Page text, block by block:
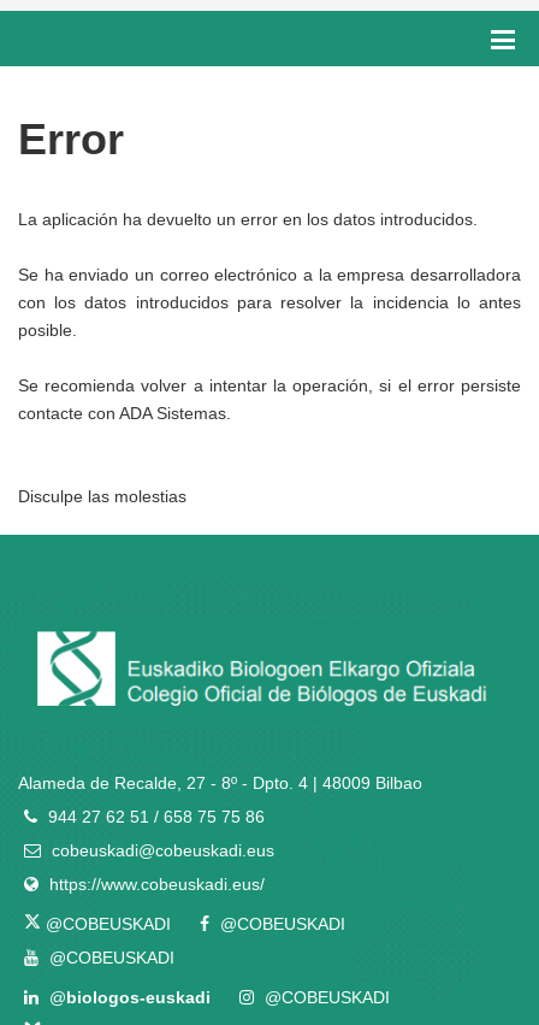
Error
La aplicación ha devuelto un error en los datos introducidos.
Se ha enviado un correo electrónico a la empresa desarrolladora
con los datos introducidos para resolver la incidencia lo antes
posible.
Se recomienda volver a intentar la operación, si el error persiste
contacte con ADA Sistemas.
Disculpe las molestias
Alameda de Recalde, 27 - 8º - Dpto. 4 | 48009 Bilbao
944 27 62 51 / 658 75 75 86
cobeuskadi@cobeuskadi.eus
https://www.cobeuskadi.eus/
@COBEUSKADI
@COBEUSKADI
@COBEUSKADI
@biologos-euskadi
@COBEUSKADI